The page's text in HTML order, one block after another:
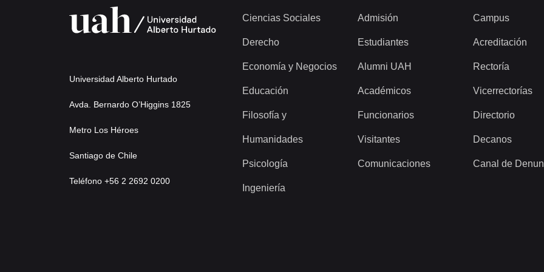
Universidad Alberto Hurtado
Avda. Bernardo O’Higgins 1825
Metro Los Héroes
Santiago de Chile
Teléfono +56 2 2692 0200
Ciencias Sociales
Derecho
Economía y Negocios
Educación
Filosofía y
Humanidades
Psicología
Ingeniería
Admisión
Estudiantes
Alumni UAH
Académicos
Funcionarios
Visitantes
Comunicaciones
Campus
Acreditación
Rectoría
Vicerrectorías
Directorio
Decanos
Canal de